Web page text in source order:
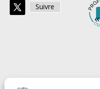
Suivre